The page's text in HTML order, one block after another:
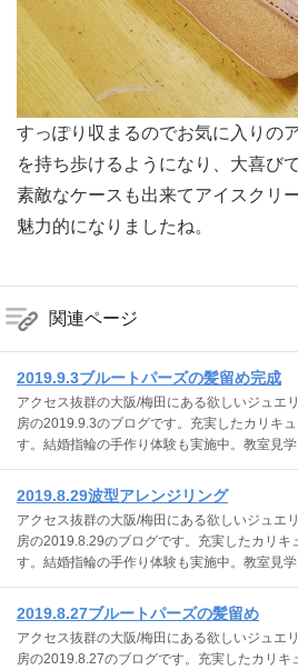
すっぽり収まるのでお気に入りの
を持ち歩けるようになり、大喜びで
素敵なケースも出来てアイスクリ
魅力的になりましたね。
関連ページ
2019.9.3ブルートパーズの髪留め完成
アクセス抜群の大阪/梅田にある欲しいジュエ
房の2019.9.3のブログです。充実したカリキ
す。結婚指輪の手作り体験も実施中。教室見学
2019.8.29波型アレンジリング
アクセス抜群の大阪/梅田にある欲しいジュエ
房の2019.8.29のブログです。充実したカリキ
す。結婚指輪の手作り体験も実施中。教室見学
2019.8.27ブルートパーズの髪留め
アクセス抜群の大阪/梅田にある欲しいジュエ
房の2019.8.27のブログです。充実したカリキ